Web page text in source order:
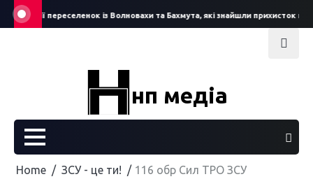
Skip
Історії переселенок із Волновахи та Бахмута, які знайшли прихисток на
нп медіа
Home ЗСУ - це ти! 116 обр Сил ТРО ЗСУ